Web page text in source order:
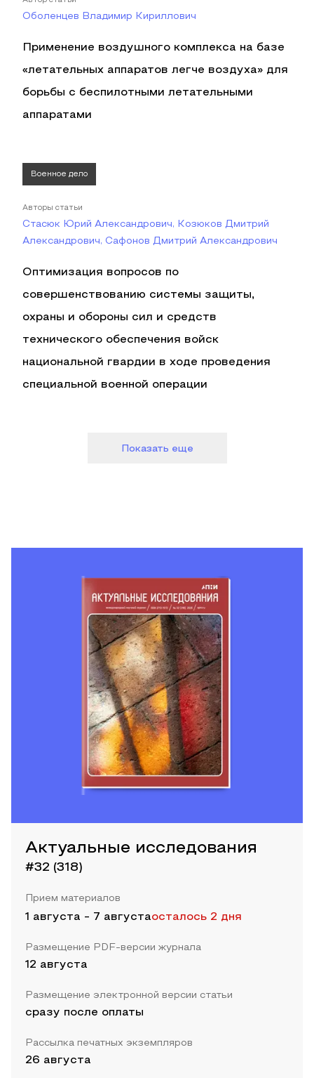
Оболенцев Владимир Кириллович
Применение воздушного комплекса на базе
«летательных аппаратов легче воздуха» для
борьбы с беспилотными летательными
аппаратами
Военное дело
Авторы статьи
Стасюк Юрий Александрович, Козюков Дмитрий
Александрович, Сафонов Дмитрий Александрович
Оптимизация вопросов по
совершенствованию системы защиты,
охраны и обороны сил и средств
технического обеспечения войск
национальной гвардии в ходе проведения
специальной военной операции
Показать еще
Актуальные исследования
#32 (318)
Прием материалов
1 августа - 7 августаосталось 2 дня
Размещение PDF-версии журнала
12 августа
Размещение электронной версии статьи
сразу после оплаты
Рассылка печатных экземпляров
26 августа